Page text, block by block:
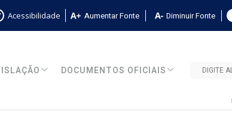
Acessibilidade Aumentar Fonte Diminuir Fonte
DOCUMENTOS OFICIAIS